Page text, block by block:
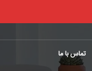
تماس با ما